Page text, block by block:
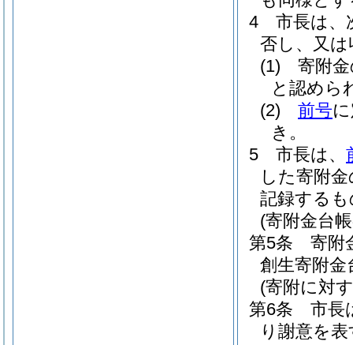
4
市長は、
否し、又
(1)
寄附
と認めら
(2)
前号
き。
5
市長は、
した寄附
記録する
(寄附金台
第5条
寄附
創生寄附金
(寄附に対
第6条
市長
り謝意を